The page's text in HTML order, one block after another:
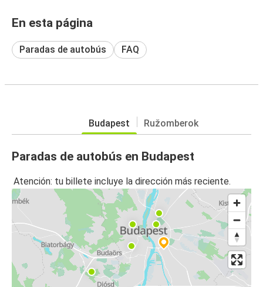
En esta página
Paradas de autobús FAQ
Budapest Ružomberok
Paradas de autobús en Budapest
Atención: tu billete incluye la dirección más reciente.